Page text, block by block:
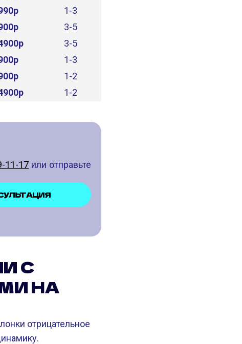
1-3
3-5
3-5
1-3
1-2
1-2
11-17 или отправьте
С
НА
отрицательное